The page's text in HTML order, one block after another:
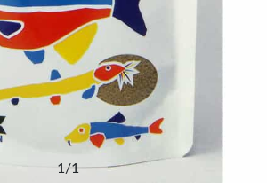
1/1